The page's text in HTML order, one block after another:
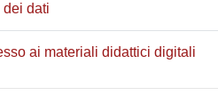
dati
ai materiali didattici digitali